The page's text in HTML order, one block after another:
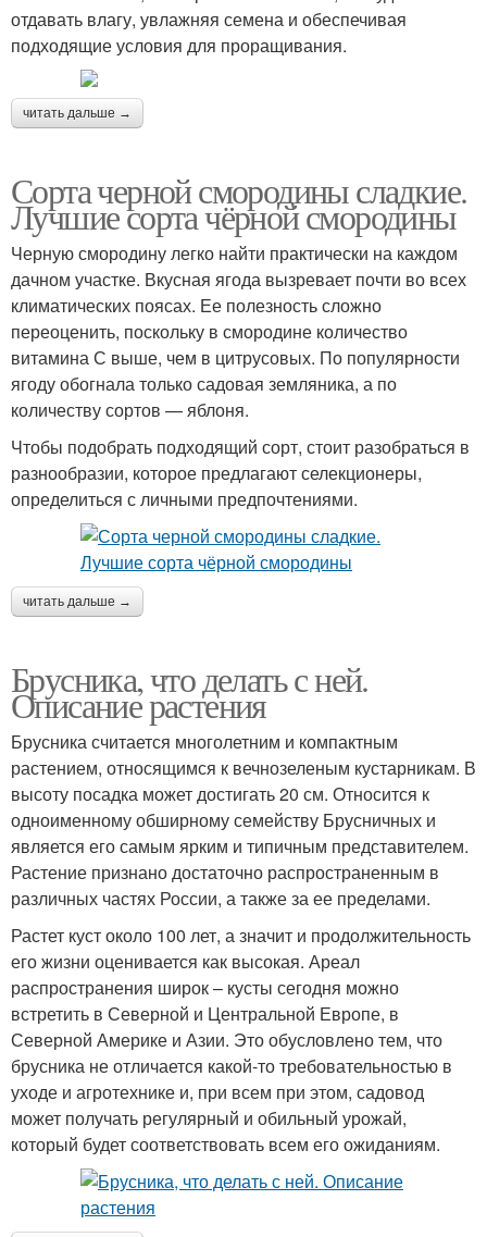
отдавать влагу, увлажняя семена и обеспечивая
подходящие условия для проращивания.
читать дальше →
Сорта черной смородины сладкие.
Лучшие сорта чёрной смородины
Черную смородину легко найти практически на каждом
дачном участке. Вкусная ягода вызревает почти во всех
климатических поясах. Ее полезность сложно
переоценить, поскольку в смородине количество
витамина С выше, чем в цитрусовых. По популярности
ягоду обогнала только садовая земляника, а по
количеству сортов — яблоня.
Чтобы подобрать подходящий сорт, стоит разобраться в
разнообразии, которое предлагают селекционеры,
определиться с личными предпочтениями.
читать дальше →
Брусника, что делать с ней.
Описание растения
Брусника считается многолетним и компактным
растением, относящимся к вечнозеленым кустарникам. В
высоту посадка может достигать 20 см. Относится к
одноименному обширному семейству Брусничных и
является его самым ярким и типичным представителем.
Растение признано достаточно распространенным в
различных частях России, а также за ее пределами.
Растет куст около 100 лет, а значит и продолжительность
его жизни оценивается как высокая. Ареал
распространения широк – кусты сегодня можно
встретить в Северной и Центральной Европе, в
Северной Америке и Азии. Это обусловлено тем, что
брусника не отличается какой-то требовательностью в
уходе и агротехнике и, при всем при этом, садовод
может получать регулярный и обильный урожай,
который будет соответствовать всем его ожиданиям.